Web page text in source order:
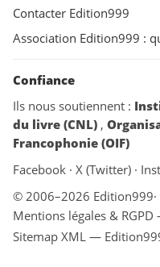
Contacter Edition999
Association Edition999 :
Confiance
Ils nous soutiennent :
du livre (CNL) ,
Francophonie (OIF)
Facebook · X (Twitter) ·
© 2006–2026 Edition999·
Mentions légales &
Sitemap XML —